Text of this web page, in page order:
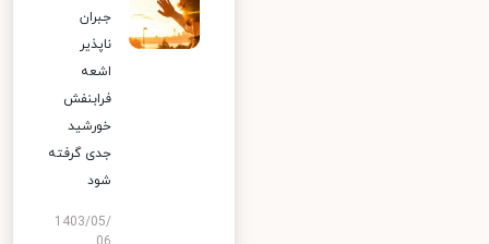
جبران
ناپذیر
اشعه
فرابنفش
خورشید
جدی گرفته
شود
1403/05/